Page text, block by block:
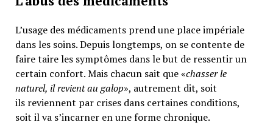
L’usage des médicaments prend une place impériale
dans les soins. Depuis longtemps, on se contente de
faire taire les symptômes dans le but de ressentir un
certain confort. Mais chacun sait que «chasser le
naturel, il revient au galop», autrement dit, soit
ils reviennent par crises dans certaines conditions,
soit il va s’incarner en une forme chronique.